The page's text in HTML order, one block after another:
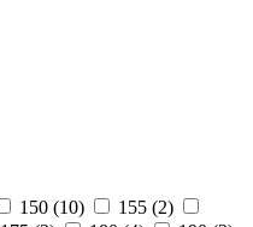
150 (10) 155 (2)